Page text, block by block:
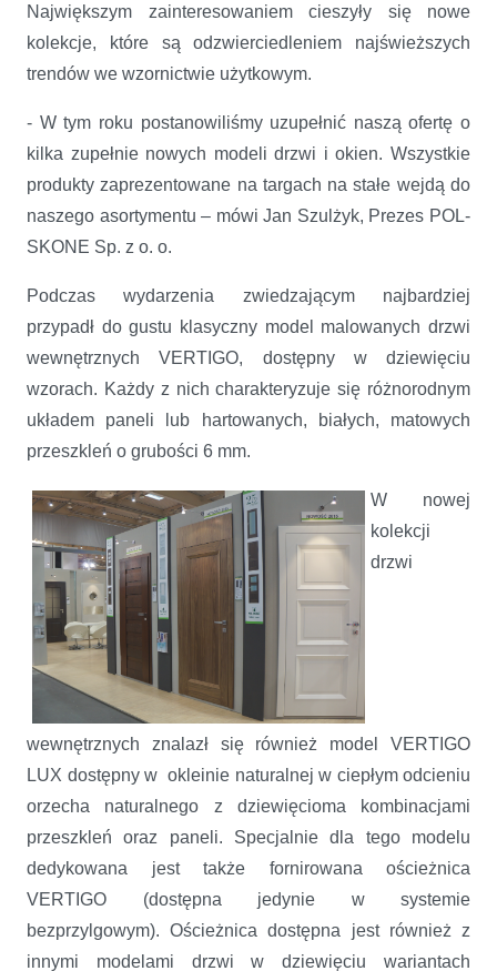
Największym zainteresowaniem cieszyły się nowe
kolekcje, które są odzwierciedleniem najświeższych
trendów we wzornictwie użytkowym.
- W tym roku postanowiliśmy uzupełnić naszą ofertę o
kilka zupełnie nowych modeli drzwi i okien. Wszystkie
produkty zaprezentowane na targach na stałe wejdą do
naszego asortymentu – mówi Jan Szulżyk, Prezes POL-
SKONE Sp. z o. o.
Podczas wydarzenia zwiedzającym najbardziej
przypadł do gustu klasyczny model malowanych drzwi
wewnętrznych VERTIGO, dostępny w dziewięciu
wzorach. Każdy z nich charakteryzuje się różnorodnym
układem paneli lub hartowanych, białych, matowych
przeszkleń o grubości 6 mm.
W nowej
kolekcji
drzwi
wewnętrznych znalazł się również model VERTIGO
LUX dostępny w okleinie naturalnej w ciepłym odcieniu
orzecha naturalnego z dziewięcioma kombinacjami
przeszkleń oraz paneli. Specjalnie dla tego modelu
dedykowana jest także fornirowana ościeżnica
VERTIGO (dostępna jedynie w systemie
bezprzylgowym). Ościeżnica dostępna jest również z
innymi modelami drzwi w dziewięciu wariantach